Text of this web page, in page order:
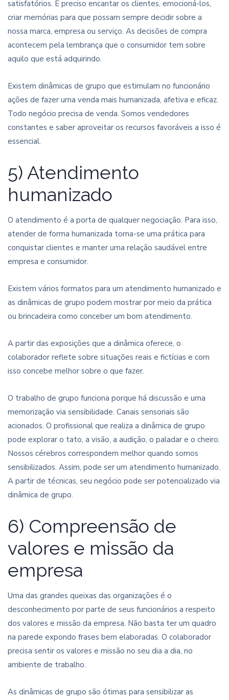
satisfatórios. É preciso encantar os clientes, emocioná-los,
criar memórias para que possam sempre decidir sobre a
nossa marca, empresa ou serviço. As decisões de compra
acontecem pela lembrança que o consumidor tem sobre
aquilo que está adquirindo.
Existem dinâmicas de grupo que estimulam no funcionário
ações de fazer uma venda mais humanizada, afetiva e eficaz.
Todo negócio precisa de venda. Somos vendedores
constantes e saber aproveitar os recursos favoráveis a isso é
essencial.
5) Atendimento
humanizado
O atendimento é a porta de qualquer negociação. Para isso,
atender de forma humanizada torna-se uma prática para
conquistar clientes e manter uma relação saudável entre
empresa e consumidor.
Existem vários formatos para um atendimento humanizado e
as dinâmicas de grupo podem mostrar por meio da prática
ou brincadeira como conceber um bom atendimento.
A partir das exposições que a dinâmica oferece, o
colaborador reflete sobre situações reais e fictícias e com
isso concebe melhor sobre o que fazer.
O trabalho de grupo funciona porque há discussão e uma
memorização via sensibilidade. Canais sensoriais são
acionados. O profissional que realiza a dinâmica de grupo
pode explorar o tato, a visão, a audição, o paladar e o cheiro.
Nossos cérebros correspondem melhor quando somos
sensibilizados. Assim, pode ser um atendimento humanizado.
A partir de técnicas, seu negócio pode ser potencializado via
dinâmica de grupo.
6) Compreensão de
valores e missão da
empresa
Uma das grandes queixas das organizações é o
desconhecimento por parte de seus funcionários a respeito
dos valores e missão da empresa. Não basta ter um quadro
na parede expondo frases bem elaboradas. O colaborador
precisa sentir os valores e missão no seu dia a dia, no
ambiente de trabalho.
As dinâmicas de grupo são ótimas para sensibilizar as